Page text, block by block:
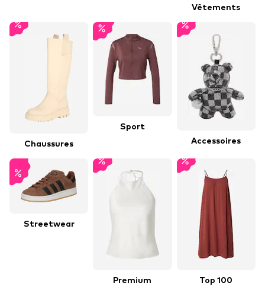
Vêtements
Chaussures
Sport
Accessoires
Streetwear
Premium Top 100